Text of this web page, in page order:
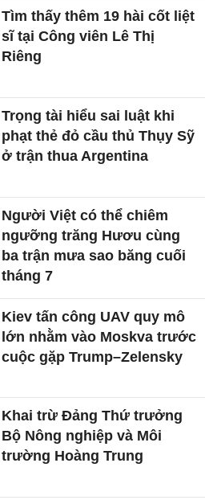
Tìm thấy thêm 19 hài cốt liệt
sĩ tại Công viên Lê Thị
Riêng
Trọng tài hiểu sai luật khi
phạt thẻ đỏ cầu thủ Thụy Sỹ
ở trận thua Argentina
Người Việt có thể chiêm
ngưỡng trăng Hươu cùng
ba trận mưa sao băng cuối
tháng 7
Kiev tấn công UAV quy mô
lớn nhằm vào Moskva trước
cuộc gặp Trump–Zelensky
Khai trừ Đảng Thứ trưởng
Bộ Nông nghiệp và Môi
trường Hoàng Trung